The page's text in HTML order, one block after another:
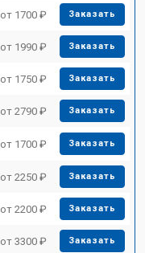
от 1700 ₽ Заказать
от 1990 ₽ Заказать
от 1750 ₽ Заказать
от 2790 ₽ Заказать
от 1700 ₽ Заказать
от 2250 ₽ Заказать
от 2200 ₽ Заказать
от 3300 ₽ Заказать